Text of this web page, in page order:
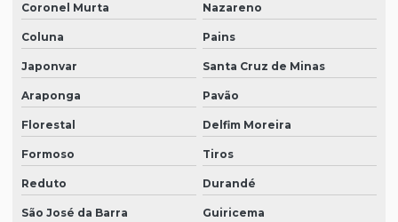
Coronel Murta Nazareno
Coluna Pains
Japonvar Santa Cruz de Minas
Araponga Pavão
Florestal Delfim Moreira
Formoso Tiros
Reduto Durandé
São José da Barra Guiricema